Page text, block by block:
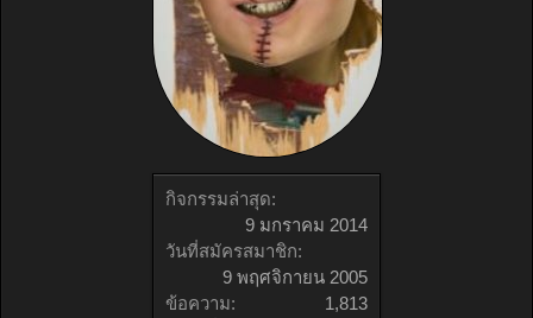
กิจกรรมล่าสุด:
9 มกราคม 2014
วันที่สมัครสมาชิก:
9 พฤศจิกายน 2005
ข้อความ:
1,813